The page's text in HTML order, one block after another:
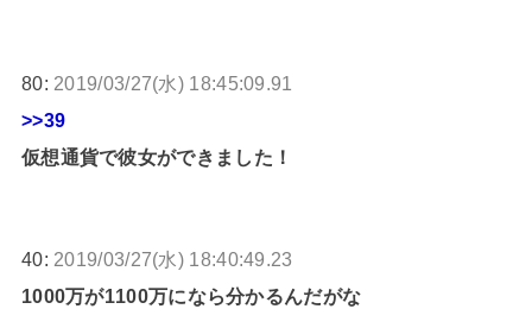
80: 2019/03/27(水) 18:45:09.91
>>39
仮想通貨で彼女ができました！
40: 2019/03/27(水) 18:40:49.23
1000万が1100万になら分かるんだがな